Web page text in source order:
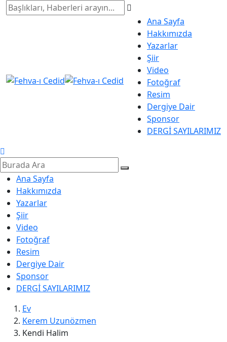
Ana Sayfa
Hakkımızda
Yazarlar
Şiir
Video
Fotoğraf
Resim
Dergiye Dair
Sponsor
DERGİ SAYILARIMIZ
Ana Sayfa
Hakkımızda
Yazarlar
Şiir
Video
Fotoğraf
Resim
Dergiye Dair
Sponsor
DERGİ SAYILARIMIZ
Ev
Kerem Uzunözmen
Kendi Halim